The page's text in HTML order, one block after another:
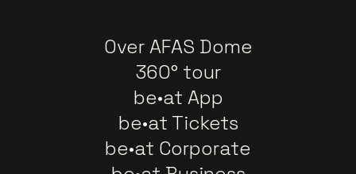
Over AFAS Dome
360° tour
be•at App
be•at Tickets
be•at Corporate